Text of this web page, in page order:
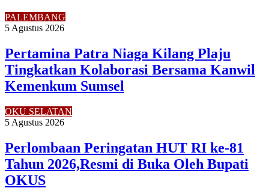
PALEMBANG
5 Agustus 2026
Pertamina Patra Niaga Kilang Plaju
Tingkatkan Kolaborasi Bersama Kanwil
Kemenkum Sumsel
OKU SELATAN
5 Agustus 2026
Perlombaan Peringatan HUT RI ke-81
Tahun 2026,Resmi di Buka Oleh Bupati
OKUS